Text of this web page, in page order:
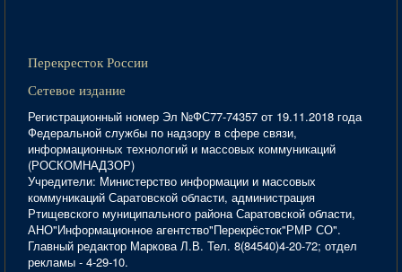
Перекресток России
Сетевое издание
Регистрационный номер Эл №ФС77-74357 от 19.11.2018 года
Федеральной службы по надзору в сфере связи,
информационных технологий и массовых коммуникаций
(РОСКОМНАДЗОР)
Учредители: Министерство информации и массовых
коммуникаций Саратовской области, администрация
Ртищевского муниципального района Саратовской области,
АНО"Информационное агентство"Перекрёсток"РМР СО".
Главный редактор Маркова Л.В. Тел. 8(84540)4-20-72; отдел
рекламы - 4-29-10.